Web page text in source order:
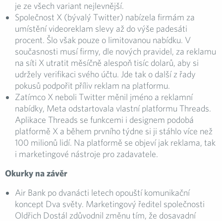
je ze všech variant nejlevnější.
Společnost X (bývalý Twitter) nabízela firmám za
umístění videoreklam slevy až do výše padesáti
procent. Šlo však pouze o limitovanou nabídku. V
současnosti musí firmy, dle nových pravidel, za reklamu
na síti X utratit měsíčně alespoň tisíc dolarů, aby si
udržely verifikaci svého účtu. Jde tak o další z řady
pokusů podpořit příliv reklam na platformu.
Zatímco X neboli Twitter měnil jméno a reklamní
nabídky, Meta odstartovala vlastní platformu Threads.
Aplikace Threads se funkcemi i designem podobá
platformě X a během prvního týdne si ji stáhlo více než
100 milionů lidí. Na platformě se objeví jak reklama, tak
i marketingové nástroje pro zadavatele.
Okurky na závěr
Air Bank po dvanácti letech opouští komunikační
koncept Dva světy. Marketingový ředitel společnosti
Oldřich Dostál zdůvodnil změnu tím, že dosavadní